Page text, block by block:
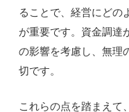
ることで、経営にどの
が重要です。資金調達
の影響を考慮し、無理
切です。
これらの点を踏まえて